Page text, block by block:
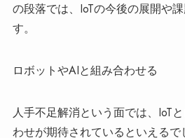
の段落では、IoTの今後の展開や
す。
ロボットやAIと組み合わせる
人手不足解消という面では、IoT
わせが期待されているといえる